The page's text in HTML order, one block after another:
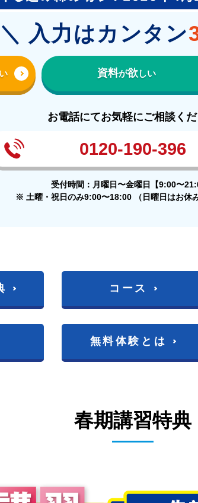
入力はカンタン
資料が欲しい
お電話にてお気軽にご相談く
0120-190-396
受付時間：月曜日〜金曜日【9:00〜
※ 土曜・祝日のみ9:00〜18:00 （日曜日はお休
コース
無料体験とは
春期講習特典